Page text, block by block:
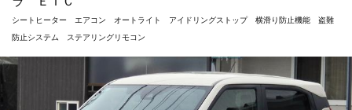
シートヒーター エアコン オートライト アイドリングストップ 横滑り防止機能 盗難
防止システム ステアリングリモコン